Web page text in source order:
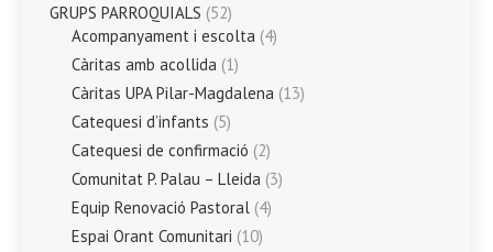
GRUPS PARROQUIALS (52)
Acompanyament i escolta (4)
Càritas amb acollida (1)
Càritas UPA Pilar-Magdalena (13)
Catequesi d’infants (5)
Catequesi de confirmació (2)
Comunitat P. Palau – Lleida (3)
Equip Renovació Pastoral (4)
Espai Orant Comunitari (10)